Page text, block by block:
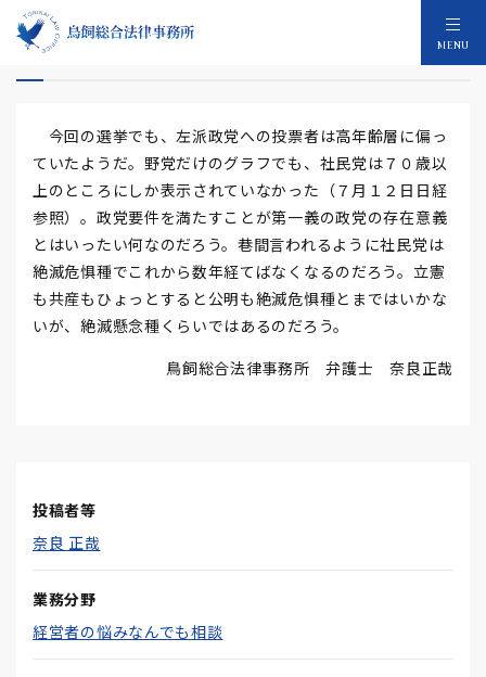
MENU
絶滅懸念政党
今回の選挙でも、左派政党への投票者は高年齢層に偏っ
ていたようだ。野党だけのグラフでも、社民党は７０歳以
上のところにしか表示されていなかった（７月１２日日経
参照）。政党要件を満たすことが第一義の政党の存在意義
とはいったい何なのだろう。巷間言われるように社民党は
絶滅危惧種でこれから数年経てばなくなるのだろう。立憲
も共産もひょっとすると公明も絶滅危惧種とまではいかな
いが、絶滅懸念種くらいではあるのだろう。
鳥飼総合法律事務所 弁護士 奈良正哉
投稿者等
奈良 正哉
業務分野
経営者の悩みなんでも相談